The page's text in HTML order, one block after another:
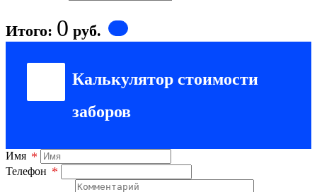
Итого: 0 руб.
Калькулятор стоимости
заборов
Имя *
Телефон *